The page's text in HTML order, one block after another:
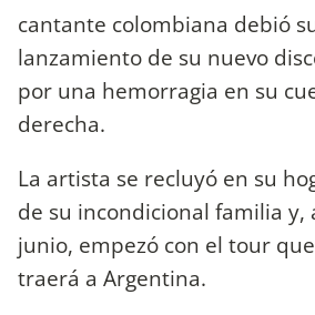
cantante colombiana debió
lanzamiento de su nuevo
por una hemorragia en su
derecha.
La artista se recluyó en su
de su incondicional familia y,
junio, empezó con el tour
traerá a Argentina.